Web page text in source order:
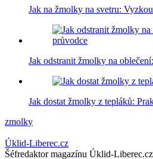
Jak na žmolky na svetru:
Jak odstranit žmolky na
Jak dostat žmolky z tepláků:
Tags:
zmolky
Úklid-Liberec.cz
Šéfredaktor magazínu Úklid-